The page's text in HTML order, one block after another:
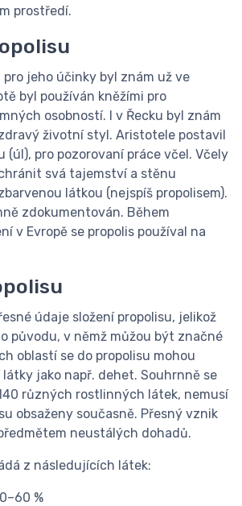
prostředí.
jeho účinky byl znám už ve
byl používán kněžími pro
osobností. I v Řecku byl znám
životní styl. Aristotele postavil
(úl), pro pozorovaní práce včel. Včely
svá tajemství a stěnu
látkou (nejspíš propolisem).
zdokumentován. Během
v Evropě se propolis používal na
údaje složení propolisu, jelikož
původu, v němž můžou být značné
oblastí se do propolisu mohou
jako např. dehet. Souhrnně se
různých rostlinných látek, nemusí
obsaženy současně. Přesný vznik
neustálých dohadů.
z následujících látek:
%